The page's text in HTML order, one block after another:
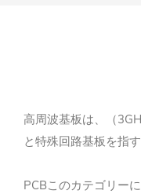
高周波基板は、（
と特殊回路基板を指す
PCBこのカテゴリー